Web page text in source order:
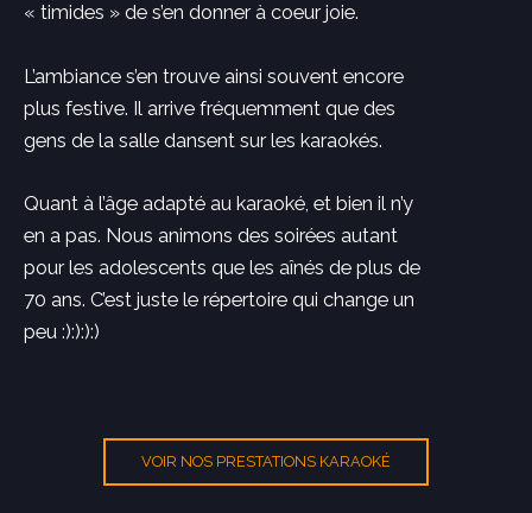
« timides » de s’en donner à coeur joie.
L’ambiance s’en trouve ainsi souvent encore
plus festive. Il arrive fréquemment que des
gens de la salle dansent sur les karaokés.
Quant à l’âge adapté au karaoké, et bien il n’y
en a pas. Nous animons des soirées autant
pour les adolescents que les aînés de plus de
70 ans. C’est juste le répertoire qui change un
peu :):):):)
VOIR NOS PRESTATIONS KARAOKÉ